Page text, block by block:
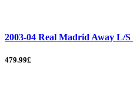
2003-04 Real Madrid Away L/
479.99£